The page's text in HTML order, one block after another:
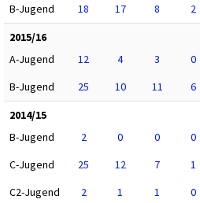
B-Jugend
18 17 8 2
2015/16
A-Jugend
12 4 3 0
B-Jugend
25 10 11 6
2014/15
B-Jugend
2 0 0 0
C-Jugend
25 12 7 1
C2-Jugend
2 1 1 0